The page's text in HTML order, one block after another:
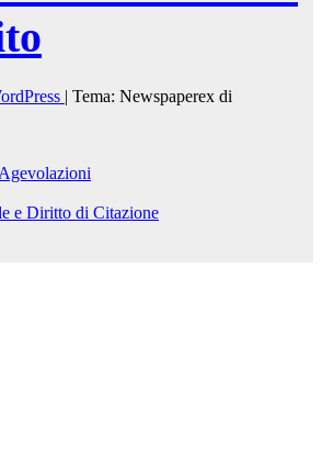
| Tema: Newspaperex di
e Diritto di Citazione